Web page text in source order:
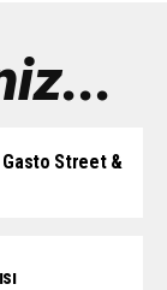
Gasto Street &